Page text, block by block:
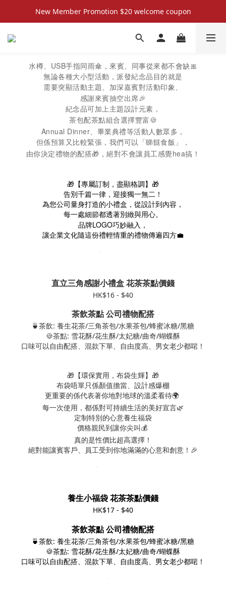
New Member Promotion $20 welcome coupon
New Member Promotion $20 welcome coupon
散水回禮禮物 滿件再折優惠🎉
New Member Promotion $20 welcome coupon
水樽、 USB手指同雨傘，來賓、同事從來都不會缺🎀
無論各種大小型活動，派發紀念品目的就是
需要突顯活動主題、加深嘉賓對活動印象、
感謝來賓抽空出席🎉
紀念品可加上主題設計元素，
茶包配茶點組合選擇豐富 🍪
Annual Dinner、畢業典禮等活動人數眾多，
但係預算又比較緊張， 我們可以「睇餸食飯」，
由你決定禮物的配搭🎁 ，絕對不會讓員工感覺hea搞！
🎁【專屬訂制，盡顯格調】🎁
告別千篇一律，迎接獨一無二！
為您公司量身打造的小禮盒，從設計到內容，
每一處細節都透著別緻與用心。
品牌LOGO巧妙融入，
讓企業文化隨這份禮輕情重的禮物傳遍四方💼
直立三角感謝小禮盒 花茶茶點價錢
HK$16 - $40
茶飲茶點 公司禮物配搭
🍵茶飲: 養生花茶/三角茶包/水果茶包/蜂蜜冰糖/黑糖
🍪茶點: 雪花酥/花生酥/太妃糖/曲奇/蝴蝶酥
口味可以自由配搭、混款下單、自由度高、男女老少都啱！
🎁【環保實用，布袋生輝】🎁
布袋唔單只係顏值擔當、設計感爆棚
更重要的係代表著你地對地球的溫柔看待🌍
每一次使用，都係對可持續生活的美好宣言🌿
定制特別的心意養生福袋
價格親民到讓你尖叫💰
真的是性價比超高選擇！
絕對能讓賓客戶、員工受到你地滿滿的心意和創意！ 🎉
養生小福袋 花茶茶點價錢
HK$17 - $40
茶飲茶點 公司禮物配搭
🍵茶飲: 養生花茶/三角茶包/水果茶包/蜂蜜冰糖/黑糖
🍪茶點: 雪花酥/花生酥/太妃糖/曲奇/蝴蝶酥
口味可以自由配搭、混款下單、自由度高、男女老少都啱！